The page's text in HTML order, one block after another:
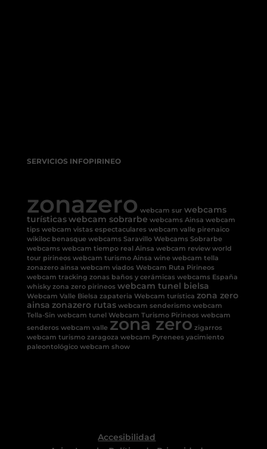
SERVICIOS INFOPIRINEO
zonazero webcam sur webcams
turísticas webcam sobrarbe webcams Ainsa webcam
tips webcam vistas espectaculares webcam valle pirenaico
wikiloc benasque webcams Saravillo Webcams Sobrarbe
webcams webcam tiempo real Ainsa webcam review world
tour pirineos webcam turismo Ainsa wine webcam tella
zonazero ainsa webcam viados Webcam Ruta Pirineos
webcam tracking zonas baños y cerámicas webcams España
whisky zona zero pirineos webcam tunel bielsa
Webcam Valle Bielsa zapateria Webcam turística zona zero
ainsa zonazero rutas webcam senderismo webcam
Tella-Sin webcam tunel Webcam Turismo Pirineos webcam
senderos webcam valle zona zero zigarros
webcam turismo zaragoza webcam Pyrenees yacimiento
paleontológico webcam show
Accesibilidad